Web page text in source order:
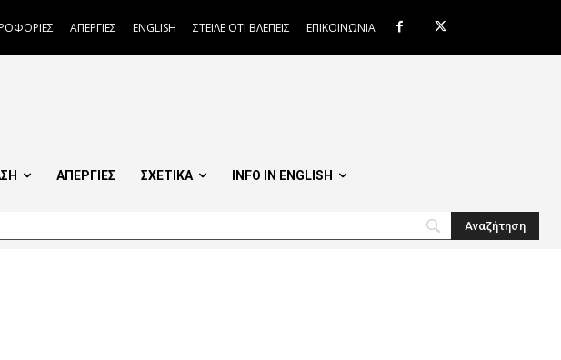
ΑΠΕΡΓΙΕΣ ENGLISH ΣΤΕΙΛΕ ΟΤΙ ΒΛΕΠΕΙΣ ΕΠΙΚΟΙΝΩΝΙΑ
ΑΠΕΡΓΙΕΣ ΣΧΕΤΙΚΑ INFO IN ENGLISH